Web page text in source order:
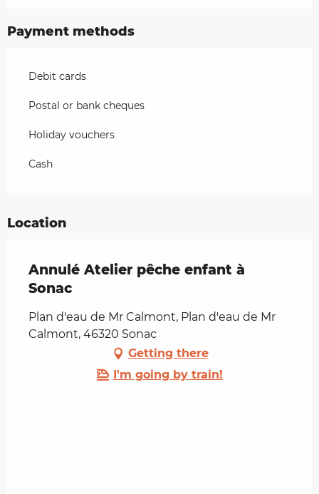
Payment methods
Debit cards
Postal or bank cheques
Holiday vouchers
Cash
Location
Annulé Atelier pêche enfant à
Sonac
Plan d'eau de Mr Calmont, Plan d'eau de Mr
Calmont, 46320 Sonac
Getting there
I'm going by train!